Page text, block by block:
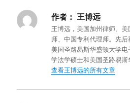
作者： 王博远
王博远，美国加州律师、
师、中国专利代理师。先后
美国圣路易斯华盛顿大学
学法学硕士和美国圣路易斯
查看王博远的所有文章